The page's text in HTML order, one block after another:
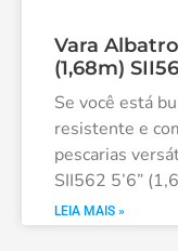
Vara
(1,68m)
Se você está
resistente e
pescarias
SII562 5’6”
LEIA MAIS »